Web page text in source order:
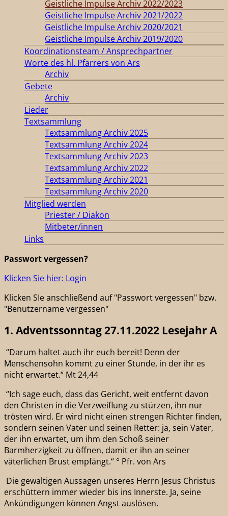
Geistliche Impulse Archiv 2022/2023
Geistliche Impulse Archiv 2021/2022
Geistliche Impulse Archiv 2020/2021
Geistliche Impulse Archiv 2019/2020
Koordinationsteam / Ansprechpartner
Worte des hl. Pfarrers von Ars
Archiv
Gebete
Archiv
Lieder
Textsammlung
Textsammlung Archiv 2025
Textsammlung Archiv 2024
Textsammlung Archiv 2023
Textsammlung Archiv 2022
Textsammlung Archiv 2021
Textsammlung Archiv 2020
Mitglied werden
Priester / Diakon
Mitbeter/innen
Links
Passwort vergessen?
Klicken Sie hier: Login
Klicken SIe anschließend auf "Passwort vergessen" bzw.
"Benutzername vergessen"
1. Adventssonntag 27.11.2022 Lesejahr A
“Darum haltet auch ihr euch bereit! Denn der
Menschensohn kommt zu einer Stunde, in der ihr es
nicht erwartet.“ Mt 24,44
“Ich sage euch, dass das Gericht, weit entfernt davon
den Christen in die Verzweiflung zu stürzen, ihn nur
trösten wird. Er wird nicht einen strengen Richter finden,
sondern seinen Vater und seinen Retter: ja, sein Vater,
der ihn erwartet, um ihm den Schoß seiner
Barmherzigkeit zu öffnen, damit er ihn an seiner
väterlichen Brust empfängt.“ ° Pfr. von Ars
Die gewaltigen Aussagen unseres Herrn Jesus Christus
erschüttern immer wieder bis ins Innerste. Ja, seine
Ankündigungen können Angst auslösen.